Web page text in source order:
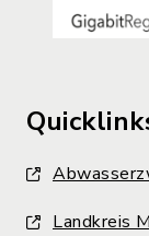
Landkreis